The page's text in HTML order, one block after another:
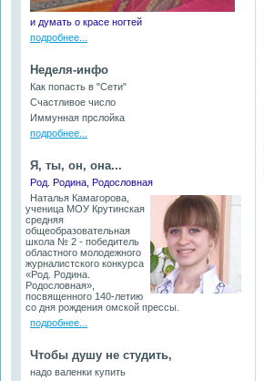
и думать о красе ногтей
подробнее...
Неделя-инфо
Как попасть в "Сети"
Счастливое число
Иммунная прслойка
подробнее...
Я, ты, он, она...
Род. Родина, Родословная
Наталья Камагорова,
ученица МОУ Крутинская
средняя
общеобразовательная
школа № 2 - победитель
областного молодежного
журналистского конкурса
«Род. Родина.
Родословная»,
посвященного 140-летию
со дня рождения омской прессы.
подробнее...
Чтобы душу не студить,
надо валенки купить